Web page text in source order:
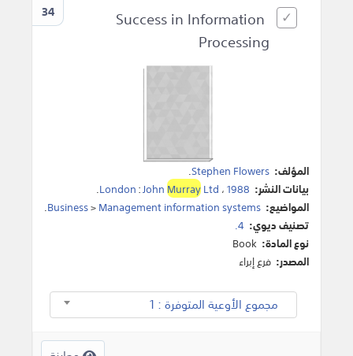
34
Success in Information
Processing
المؤلف: Stephen Flowers
.
بيانات النشر:
London:JohnMurrayLtd ،1988
.
المواضيع:
Business>Management information systems
.
تصنيف ديوي: 4.
نوع المادة: Book
المصدر: فرع إبراء
مجموع الأوعية المتوفرة : 1